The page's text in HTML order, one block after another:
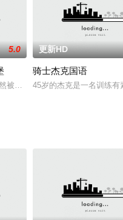
的新伴侣，这样他就可以在圣
5.0
被捞出海面，珊迪·奇克斯和海
更新HD
骑士杰克国语
45岁的杰克是一名训练